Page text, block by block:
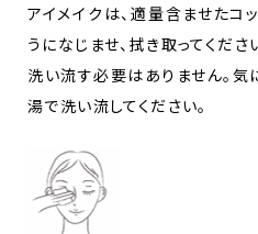
アイメイクは、適量含ませたコ
うになじませ、拭き取ってくださ
洗い流す必要はありません。
湯で洗い流してください。